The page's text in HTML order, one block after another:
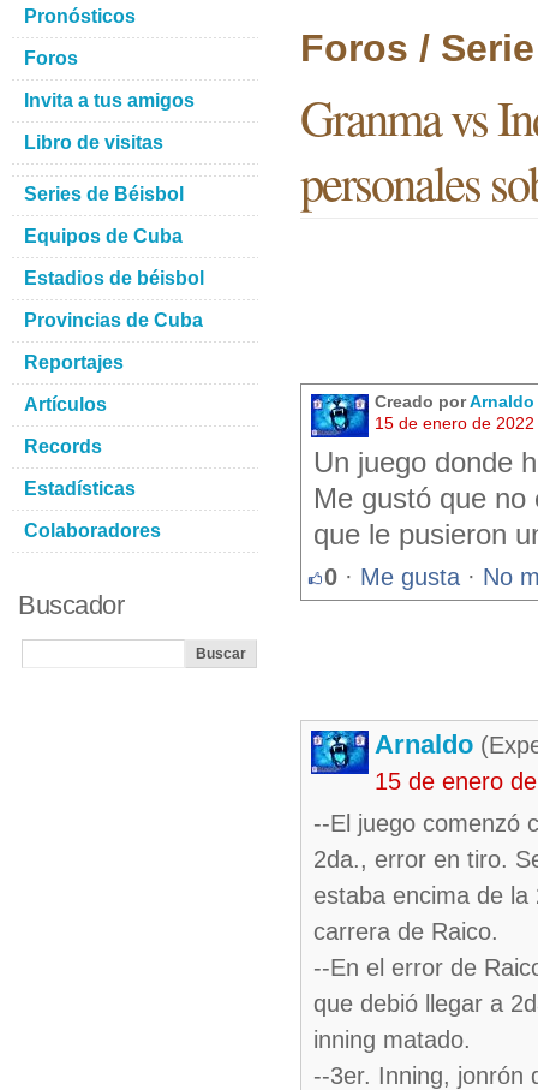
Foros /
Granma vs
personales
Creado porArnaldo
15 de enero de
Un juego donde
Me gustó que
que le pusieron
0 · Me gusta · No
Arnaldo
15 de enero
--El juego comenzó
2da., error en tiro.
estaba encima de
carrera de Raico.
--En el error de
que debió llegar a
inning matado.
--3er. Inning, jonrón
Pronósticos
Foros
Invita a tus amigos
Libro de visitas
Series de Béisbol
Equipos de Cuba
Estadios de béisbol
Provincias de Cuba
Reportajes
Artículos
Records
Estadísticas
Colaboradores
Buscador